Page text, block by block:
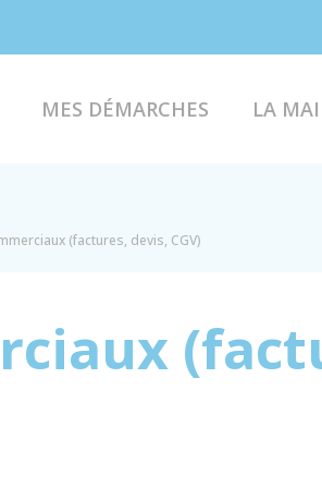
MES DÉMARCHES LA
(factures, devis, CGV)